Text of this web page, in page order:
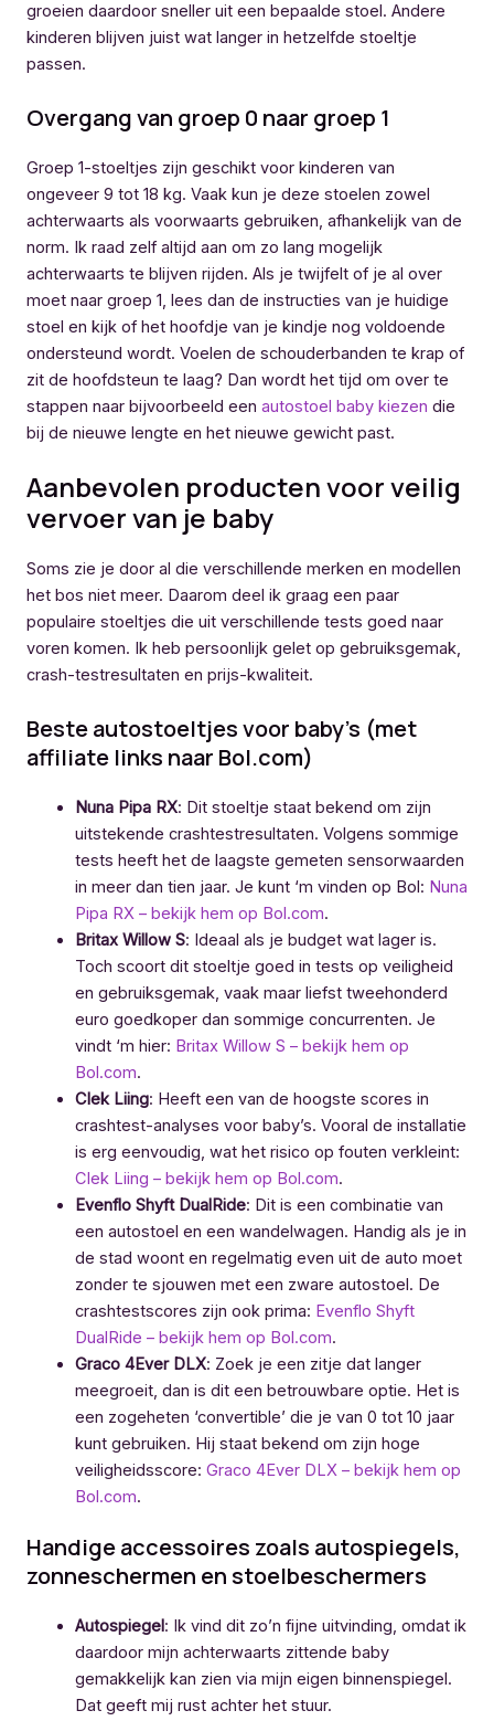
groeien daardoor sneller uit een bepaalde stoel. Andere
kinderen blijven juist wat langer in hetzelfde stoeltje
passen.
Overgang van groep 0 naar groep 1
Groep 1-stoeltjes zijn geschikt voor kinderen van
ongeveer 9 tot 18 kg. Vaak kun je deze stoelen zowel
achterwaarts als voorwaarts gebruiken, afhankelijk van de
norm. Ik raad zelf altijd aan om zo lang mogelijk
achterwaarts te blijven rijden. Als je twijfelt of je al over
moet naar groep 1, lees dan de instructies van je huidige
stoel en kijk of het hoofdje van je kindje nog voldoende
ondersteund wordt. Voelen de schouderbanden te krap of
zit de hoofdsteun te laag? Dan wordt het tijd om over te
stappen naar bijvoorbeeld een autostoel baby kiezen die
bij de nieuwe lengte en het nieuwe gewicht past.
Aanbevolen producten voor veilig
vervoer van je baby
Soms zie je door al die verschillende merken en modellen
het bos niet meer. Daarom deel ik graag een paar
populaire stoeltjes die uit verschillende tests goed naar
voren komen. Ik heb persoonlijk gelet op gebruiksgemak,
crash-testresultaten en prijs-kwaliteit.
Beste autostoeltjes voor baby’s (met
affiliate links naar Bol.com)
Nuna Pipa RX: Dit stoeltje staat bekend om zijn
uitstekende crashtestresultaten. Volgens sommige
tests heeft het de laagste gemeten sensorwaarden
in meer dan tien jaar. Je kunt ‘m vinden op Bol: Nuna
Pipa RX – bekijk hem op Bol.com.
Britax Willow S: Ideaal als je budget wat lager is.
Toch scoort dit stoeltje goed in tests op veiligheid
en gebruiksgemak, vaak maar liefst tweehonderd
euro goedkoper dan sommige concurrenten. Je
vindt ‘m hier: Britax Willow S – bekijk hem op
Bol.com.
Clek Liing: Heeft een van de hoogste scores in
crashtest-analyses voor baby’s. Vooral de installatie
is erg eenvoudig, wat het risico op fouten verkleint:
Clek Liing – bekijk hem op Bol.com.
Evenflo Shyft DualRide: Dit is een combinatie van
een autostoel en een wandelwagen. Handig als je in
de stad woont en regelmatig even uit de auto moet
zonder te sjouwen met een zware autostoel. De
crashtestscores zijn ook prima: Evenflo Shyft
DualRide – bekijk hem op Bol.com.
Graco 4Ever DLX: Zoek je een zitje dat langer
meegroeit, dan is dit een betrouwbare optie. Het is
een zogeheten ‘convertible’ die je van 0 tot 10 jaar
kunt gebruiken. Hij staat bekend om zijn hoge
veiligheidsscore: Graco 4Ever DLX – bekijk hem op
Bol.com.
Handige accessoires zoals autospiegels,
zonneschermen en stoelbeschermers
Autospiegel : Ik vind dit zo’n fijne uitvinding, omdat ik
daardoor mijn achterwaarts zittende baby
gemakkelijk kan zien via mijn eigen binnenspiegel.
Dat geeft mij rust achter het stuur.